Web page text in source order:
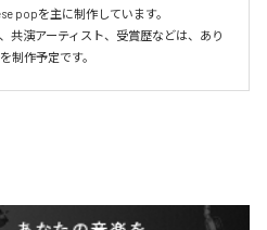
popを主に制作しています。
共演アーティスト、受賞歴などは、あり
制作予定です。